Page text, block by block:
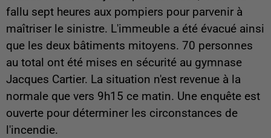
fallu sept heures aux pompiers pour parvenir à
maîtriser le sinistre. L'immeuble a été évacué ainsi
que les deux bâtiments mitoyens. 70 personnes
au total ont été mises en sécurité au gymnase
Jacques Cartier. La situation n'est revenue à la
normale que vers 9h15 ce matin. Une enquête est
ouverte pour déterminer les circonstances de
l'incendie.